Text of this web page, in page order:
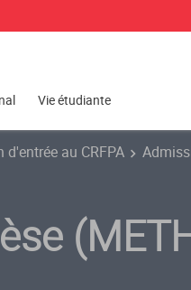
Vie étudiante
au CRFPA